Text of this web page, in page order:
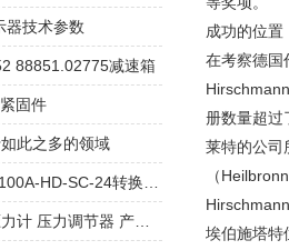
成功的位置
在考察德国
册数量超过
莱特的公司
（
埃伯施塔特
器技术参数
88851.02775减速箱
固件
此之多的领域